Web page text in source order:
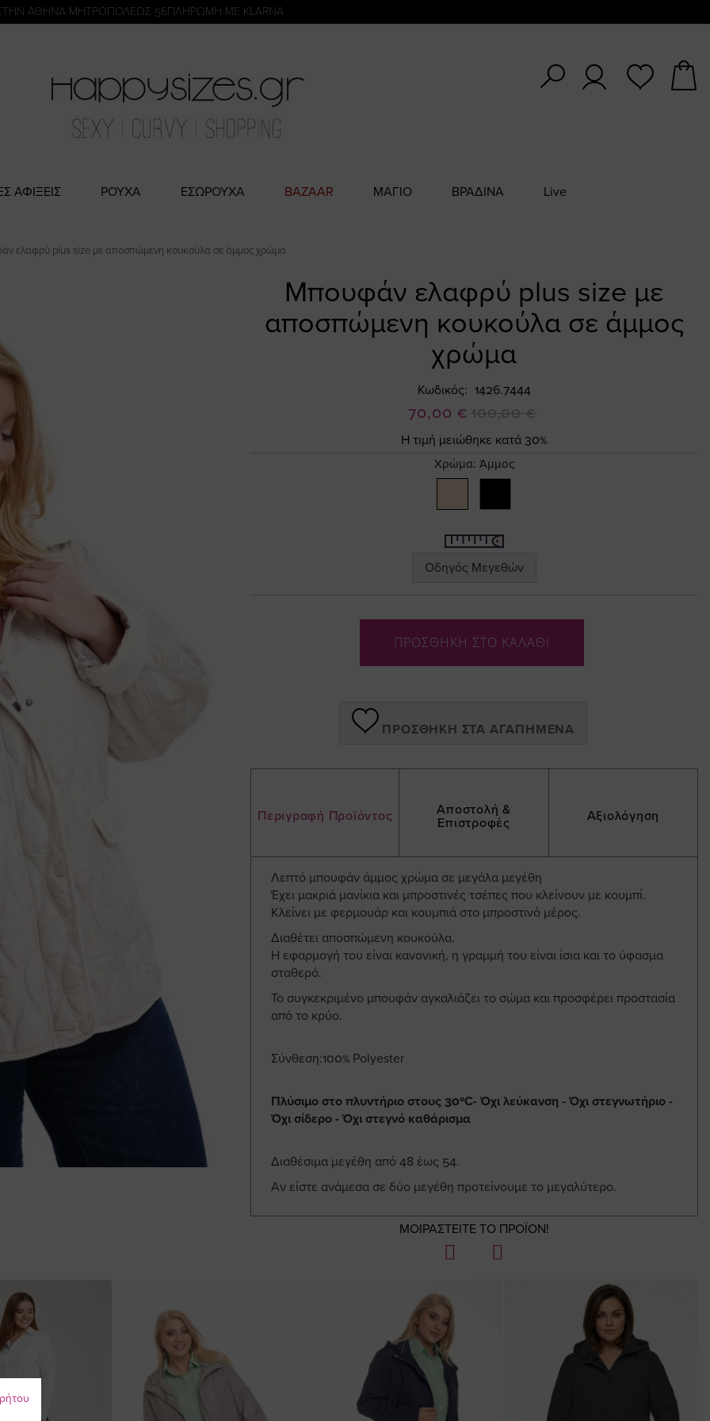
ΑΘΗΝΑ ΜΗΤΡΟΠΟΛΕΩΣ 56ΠΛΗΡΩΜΗ ΜΕ KLARNA
ΑΦΙΞΕΙΣ ΡΟΥΧΑ ΕΣΩΡΟΥΧΑ BAZAAR ΜΑΓΙΟ ΒΡΑΔΙΝΑ Live
ελαφρύ plus size με αποσπώμενη κουκούλα σε άμμος χρώμα
Μπουφάν ελαφρύ plus size με
αποσπώμενη κουκούλα σε άμμος
χρώμα
Κωδικός 1426.7444
Ειδική
Τιμή
70,00 € 100,00 €
Η τιμή μειώθηκε κατά 30%
Χρώμα: Άμμος
Οδηγός Μεγεθών
ΠΡΟΣΘΗΚΗ ΣΤΟ ΚΑΛΑΘΙ
ΠΡΟΣΘΉΚΗ ΣΤΑ ΑΓΑΠΗΜΈΝΑ
Περιγραφή Προϊόντος
Αποστολή &
Επιστροφές
Αξιολόγηση
Λεπτό μπουφάν άμμος χρώμα σε μεγάλα μεγέθη
Έχει μακριά μανίκια και μπροστινές τσέπες που κλείνουν με κουμπί.
Κλείνει με φερμουάρ και κουμπιά στο μπροστινό μέρος.
Διαθέτει αποσπώμενη κουκούλα.
Η εφαρμογή του είναι κανονική, η γραμμή του είναι ίσια και το ύφασμα
σταθερό.
Το συγκεκριμένο μπουφάν αγκαλιάζει το σώμα και προσφέρει προστασία
από το κρύο.
Σύνθεση:100% Polyester
Πλύσιμο στο πλυντήριο στους 30ºC- Όχι λεύκανση - Όχι στεγνωτήριο -
Όχι σίδερο - Όχι στεγνό καθάρισμα
Διαθέσιμα μεγέθη από 48 έως 54.
Αν είστε ανάμεσα σε δύο μεγέθη προτείνουμε το μεγαλύτερο.
ΜΟΙΡΑΣΤΕΙΤΕ ΤΟ ΠΡΟΪΟΝ!